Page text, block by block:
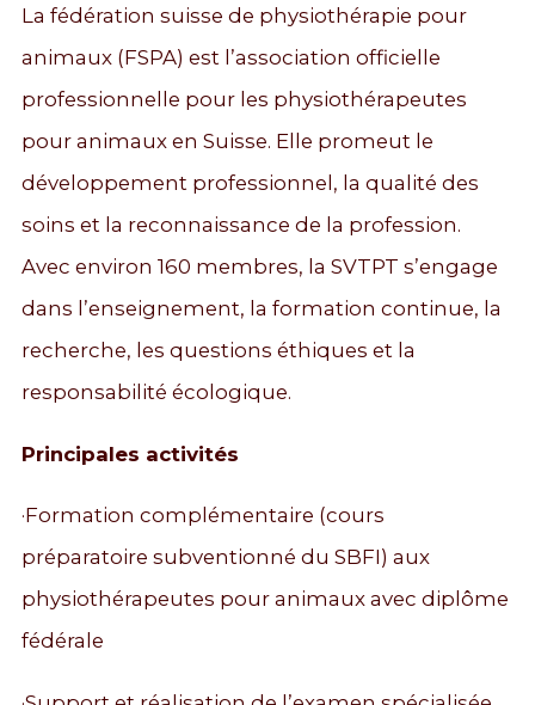
La fédération suisse de physiothérapie pour
animaux (FSPA) est l’association officielle
professionnelle pour les physiothérapeutes
pour animaux en Suisse. Elle promeut le
développement professionnel, la qualité des
soins et la reconnaissance de la profession.
Avec environ 160 membres, la SVTPT s’engage
dans l’enseignement, la formation continue, la
recherche, les questions éthiques et la
responsabilité écologique.
Principales activités
·Formation complémentaire (cours
préparatoire subventionné du SBFI) aux
physiothérapeutes pour animaux avec diplôme
fédérale